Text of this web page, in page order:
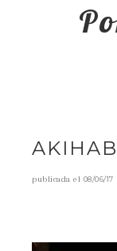
publicada el 08/06/17